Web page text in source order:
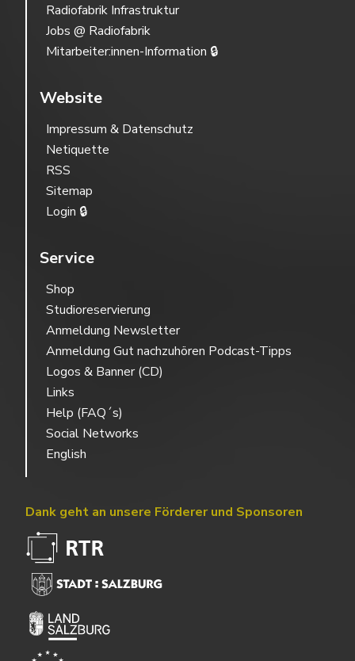
Radiofabrik Infrastruktur
Jobs @ Radiofabrik
Mitarbeiter:innen-Information 🔒
Website
Impressum & Datenschutz
Netiquette
RSS
Sitemap
Login 🔒
Service
Shop
Studioreservierung
Anmeldung Newsletter
Anmeldung Gut nachzuhören Podcast-Tipps
Logos & Banner (CD)
Links
Help (FAQ´s)
Social Networks
English
Dank geht an unsere Förderer und Sponsoren